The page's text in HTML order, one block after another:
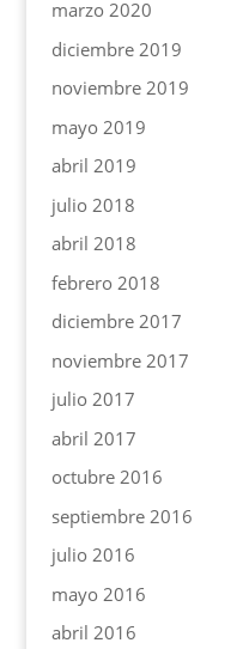
marzo 2020
diciembre 2019
noviembre 2019
mayo 2019
abril 2019
julio 2018
abril 2018
febrero 2018
diciembre 2017
noviembre 2017
julio 2017
abril 2017
octubre 2016
septiembre 2016
julio 2016
mayo 2016
abril 2016